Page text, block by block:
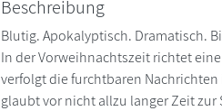
Beschreibung
Blutig. Apokalyptisch. Dramatisch.
In der Vorweihnachtszeit richtet
verfolgt die furchtbaren
glaubt vor nicht allzu langer Zeit